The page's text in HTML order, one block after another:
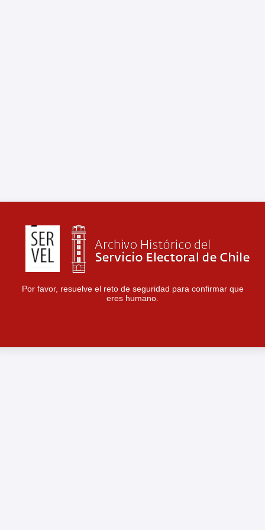
Por favor, resuelve el reto de seguridad para confirmar que
eres humano.